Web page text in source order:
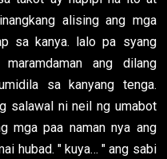
alising ang mga
sa kanya. lalo pa syang
ang dilang
sa kanyang tenga.
salawal ni neil ng umabot
mga paa naman nya ang
hubad. " kuya… " ang sabi